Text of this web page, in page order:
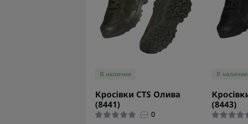
В наличии
Кросівки CTS Олива
(8441)
0
В наличии
(8443)